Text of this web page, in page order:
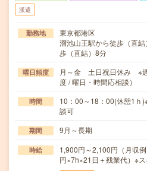
派遣
勤務地
東京都港区
溜池山王駅から徒歩（直
歩（直結）8分
曜日頻度
月～金 土日祝日休み ※
度 / 曜日・時間応相談）
時間
10：00～18：00(休憩1ｈ
談可
期間 9月～長期
時給
1,900円～2,100円（月収
円×7h×21日＋残業代）※